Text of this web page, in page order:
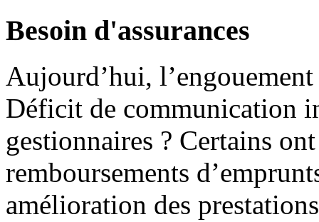
Besoin d'assurances
Aujourd’hui,
Déficit de communication
gestionnaires ? Certains
remboursements
amélioration des